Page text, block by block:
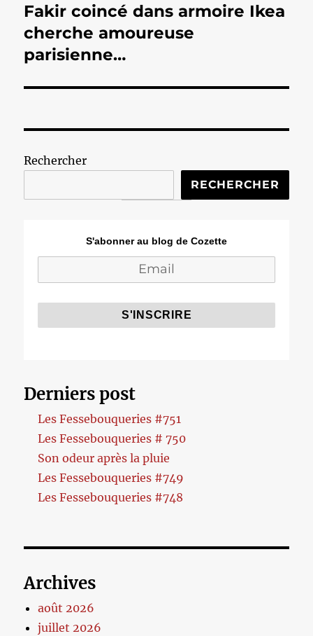
Publication
suivante :
Fakir coincé dans armoire Ikea
cherche amoureuse
parisienne…
Rechercher
RECHERCHER
S'abonner au blog de Cozette
Derniers post
Les Fessebouqueries #751
Les Fessebouqueries # 750
Son odeur après la pluie
Les Fessebouqueries #749
Les Fessebouqueries #748
Archives
août 2026
juillet 2026